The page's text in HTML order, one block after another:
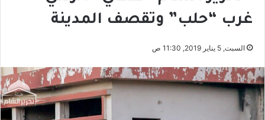
غرب “حلب” وتقصف المدينة
السبت, 5 يناير 2019, 11:30 ص